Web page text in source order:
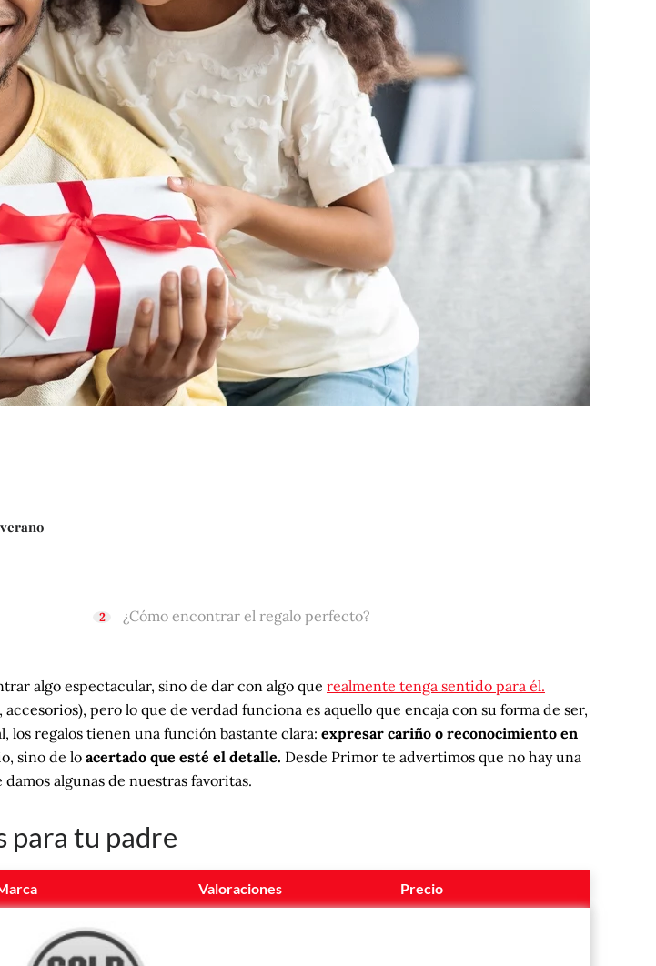
¿Cómo encontrar el regalo perfecto?
algo espectacular, sino de dar con algo que realmente tenga sentido para él.
, accesorios), pero lo que de verdad funciona es aquello que encaja con su forma de ser,
los regalos tienen una función bastante clara: expresar cariño o reconocimiento en
sino de lo acertado que esté el detalle. Desde Primor te advertimos que no hay una
algunas de nuestras favoritas.
para tu padre
Valoraciones Precio